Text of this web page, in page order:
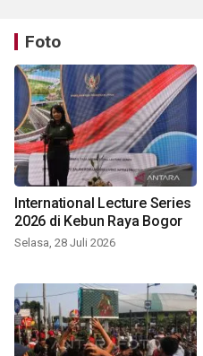
Foto
International Lecture Series
2026 di Kebun Raya Bogor
Selasa, 28 Juli 2026